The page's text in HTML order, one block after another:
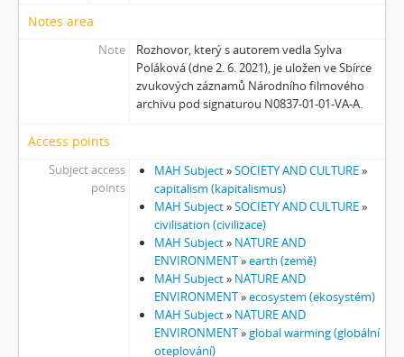
[Subseries] Muránská Zdychava
[Subseries] Meditace
[Subseries] O velikosti významu
[Subseries] Dead or Alive 2
[Subseries] Bílá skála
[Subseries] Hortvs Winariencis Mayrav
[Subseries] Marienbad
[Subseries] Somnia Molitori / Miller’s visions
[Subseries] Na vrcholu / Zebín
[Subseries] Tvář
[Subseries] Kontrasty života
[Subseries] Kosmické turbulence
[Subseries] Cosmos – Křižíkova fontána
Notes area
Note
Rozhovor, který s autorem vedla Sylva
Poláková (dne 2. 6. 2021), je uložen ve Sbírce
zvukových záznamů Národního filmového
archivu pod signaturou N0837-01-01-VA-A.
Access points
Subject access
points
MAH Subject»SOCIETY AND CULTURE»
capitalism (kapitalismus)
MAH Subject»SOCIETY AND CULTURE»
civilisation (civilizace)
MAH Subject» NATURE AND
ENVIRONMENT»earth (země)
MAH Subject» NATURE AND
ENVIRONMENT»ecosystem (ekosystém)
MAH Subject» NATURE AND
ENVIRONMENT»global warming (globální
oteplování)